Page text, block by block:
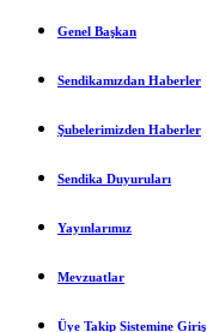
Genel Başkan
Sendikamızdan Haberler
Şubelerimizden Haberler
Sendika Duyuruları
Yayınlarımız
Mevzuatlar
Üye Takip Sistemine Giriş